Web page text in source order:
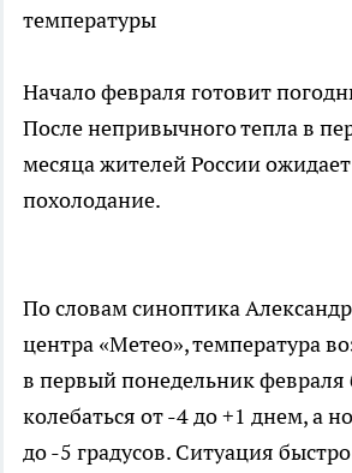
температуры
Начало февраля готовит
После непривычного тепла в
месяца жителей России
похолодание.
По словам синоптика
центра «Метео», температура
в первый понедельник февраля
колебаться от -4 до +1 днем, а
до -5 градусов. Ситуация